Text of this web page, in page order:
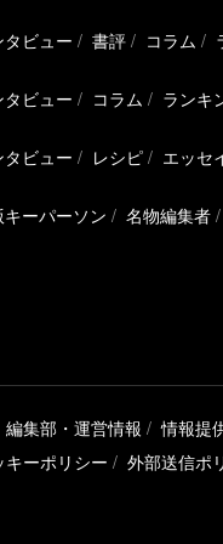
タビュー 書評 コラム
タビュー コラム ランキ
タビュー レシピ エッセ
キーパーソン 名物編集者
編集部・運営情報 情報提
キーポリシー 外部送信ポ